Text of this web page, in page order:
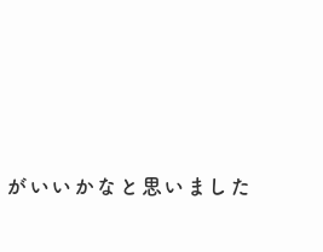
いいかなと思いました